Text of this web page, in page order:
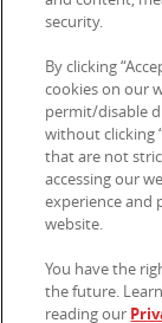
Sidkarta
© 2026 Kellanova.
security.
By clicking
cookies on our
permit/disable
without clicking
that are not
accessing our
experience and
website.
You have the
the future.
reading our